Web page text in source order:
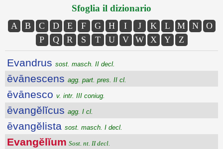
Sfoglia il dizionario
A B C D E F G H I J K L M N
O
P
Q R S T U V W X Y Z
Evandrus sost. masch. II decl.
ēvānescens agg. part. pres. II cl.
ēvānesco v. intr. III coniug.
ēvangĕlĭcus agg. I cl.
ēvangĕlista sost. masch. I decl.
Evangĕlĭum Sost. nt. II decl.